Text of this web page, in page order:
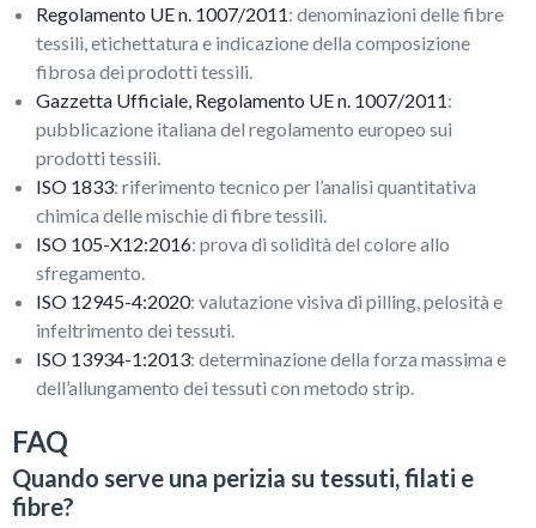
Regolamento UE n. 1007/2011: denominazioni delle fibre
tessili, etichettatura e indicazione della composizione
fibrosa dei prodotti tessili.
Gazzetta Ufficiale, Regolamento UE n. 1007/2011:
pubblicazione italiana del regolamento europeo sui
prodotti tessili.
ISO 1833: riferimento tecnico per l’analisi quantitativa
chimica delle mischie di fibre tessili.
ISO 105-X12:2016: prova di solidità del colore allo
sfregamento.
ISO 12945-4:2020: valutazione visiva di pilling, pelosità e
infeltrimento dei tessuti.
ISO 13934-1:2013: determinazione della forza massima e
dell’allungamento dei tessuti con metodo strip.
FAQ
Quando serve una perizia su tessuti, filati e
fibre?